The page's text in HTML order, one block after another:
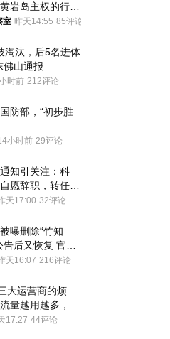
岩岛主权的行动
室 昨天14:55 85评论
淘汰，后5名进体
佛山通报
时前 212评论
防部，“初步胜
小时前 29评论
知引关注：科
愿辞职，转任思
天17:00 32评论
曝删除“竹知
告后又恢复 官媒
华为要大度的，
天16:07 216评论
大运营商的烦
量越用越多，收
少
17:27 44评论